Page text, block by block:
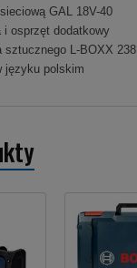
GAL 18V-40
i osprzęt dodatkowy
sztucznego L-BOXX 238
języku polskim